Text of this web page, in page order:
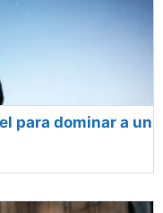
para dominar a un